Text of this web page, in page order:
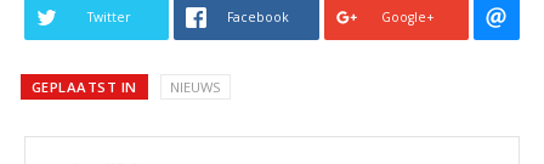
Twitter Facebook Google+
GEPLAATST IN NIEUWS